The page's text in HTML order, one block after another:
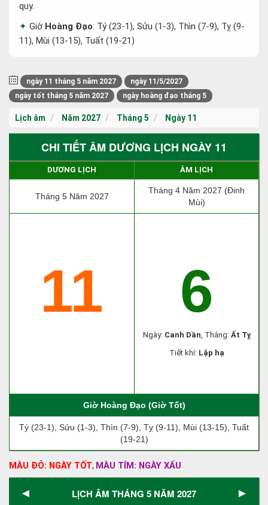
quy.
Giờ Hoàng Đạo: Tý (23-1), Sửu (1-3), Thìn (7-9), Tỵ (9-
11), Mùi (13-15), Tuất (19-21)
ngày 11 tháng 5 năm 2027
ngày 11/5/2027
ngày tốt tháng 5 năm 2027
ngày hoàng đạo tháng 5
Lịch âm Năm 2027 Tháng 5 Ngày 11
CHI TIẾT ÂM DƯƠNG LỊCH NGÀY 11
DƯƠNG LỊCH ÂM LỊCH
Tháng 5 Năm 2027
Tháng 4 Năm 2027 (Đinh
Mùi)
11 6
Ngày: Canh Dần, Tháng: Ất Tỵ
Tiết khí: Lập hạ
Giờ Hoàng Đạo (Giờ Tốt)
Tý (23-1), Sửu (1-3), Thìn (7-9), Tỵ (9-11), Mùi (13-15), Tuất
(19-21)
MÀU ĐỎ: NGÀY TỐT, MÀU TÍM: NGÀY XẤU
◄ LỊCH ÂM THÁNG 5 NĂM 2027 ►